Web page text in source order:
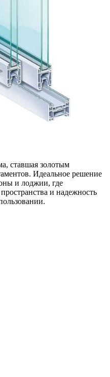
ставшая золотым
Идеальное решение
и лоджии, где
и надежность